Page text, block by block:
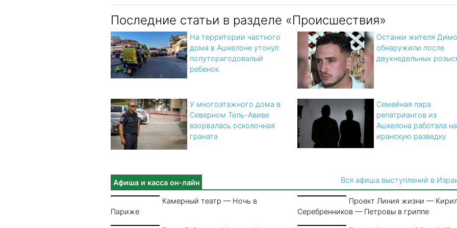
Последние статьи в разделе «Происшествия»
На территории частного
дома в Ашкелоне утонул
полуторагодовалый
ребенок
Останки жителя
обнаружили после
двухнедельных
У многоэтажного дома в
Северном Тель-Авиве
взорвалась осколочная
граната
Семейная пара
репатриантов из
Ашкелона работала на
иранскую разведку
Афиша и касса он-лайн Вся афиша выступлений в
Камерный театр — Ночь в
Париже
Проект Линия жизни —
Серебренников — Петровы в гриппе